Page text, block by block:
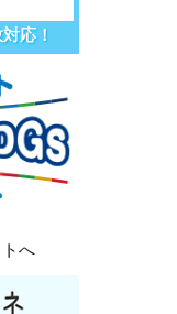
応！